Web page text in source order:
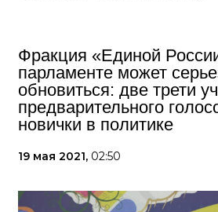
Фракция «Единой
парламенте может
обновиться: две трети
предварительного
новички в политике
19 мая 2021, 02:50